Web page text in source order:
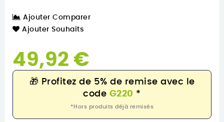
Ajouter Comparer
Ajouter Souhaits
49,92 €
🎁 Profitez de 5% de remise avec le
code G220 *
*Hors produits déjà remisés